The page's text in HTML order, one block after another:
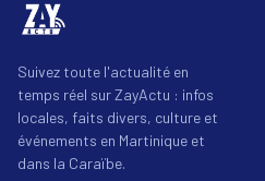
Suivez toute l'actualité en
temps réel sur ZayActu : infos
locales, faits divers, culture et
événements en Martinique et
dans la Caraïbe.